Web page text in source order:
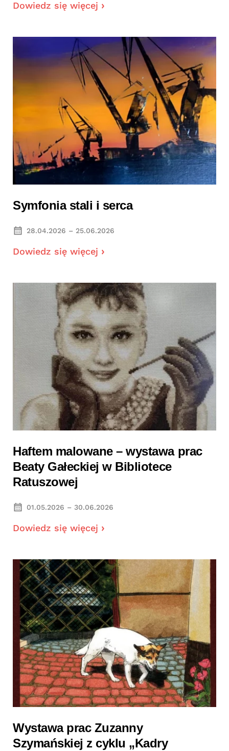
Dowiedz się więcej
Symfonia stali i serca
28.04.2026 – 25.06.2026
Dowiedz się więcej
Haftem malowane – wystawa prac
Beaty Gałeckiej w Bibliotece
Ratuszowej
01.05.2026 – 30.06.2026
Dowiedz się więcej
Wystawa prac Zuzanny
Szymańskiej z cyklu „Kadry